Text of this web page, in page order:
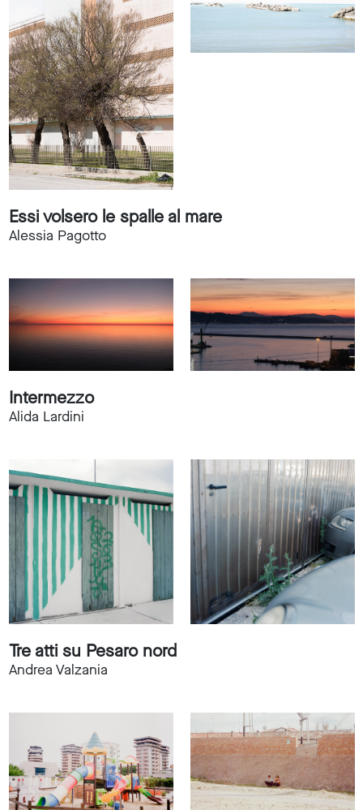
Essi volsero le spalle al mare
Alessia Pagotto
Intermezzo
Alida Lardini
Tre atti su Pesaro nord
Andrea Valzania